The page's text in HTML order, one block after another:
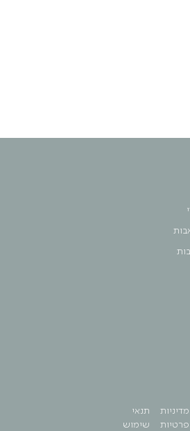
מדיניות
פרטיות
תנאי
שימוש